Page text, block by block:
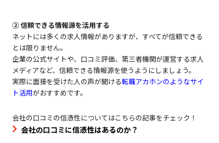
② 信頼できる情報源を活用する
ネットには多くの求人情報がありますが、すべてが信頼できる
とは限りません。
企業の公式サイトや、口コミ評価、第三者機関が運営する求人
メディアなど、信頼できる情報源を使うようにしましょう。
実際に面接を受けた人の声が聞ける転職アカホンのようなサイ
ト活用がおすすめです。
会社の口コミの信憑性についてはこちらの記事をチェック！
会社の口コミに信憑性はあるのか？